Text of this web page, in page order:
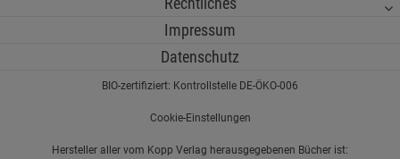
Impressum
Datenschutz
BIO-zertifiziert: Kontrollstelle DE-ÖKO-006
Cookie-Einstellungen
Hersteller aller vom Kopp Verlag herausgegebenen Bücher ist: